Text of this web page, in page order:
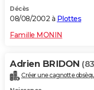
Décès
08/08/2002 à Plottes
Famille MONIN
Adrien BRIDON
Créer une cagnotte